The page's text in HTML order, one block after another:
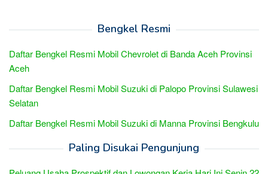
Bengkel Resmi
Daftar Bengkel Resmi Mobil Chevrolet di Banda Aceh Provinsi
Aceh
Daftar Bengkel Resmi Mobil Suzuki di Palopo Provinsi Sulawesi
Selatan
Daftar Bengkel Resmi Mobil Suzuki di Manna Provinsi Bengkulu
Paling Disukai Pengunjung